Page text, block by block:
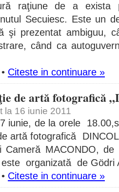
raţiune de a exista
Secuiesc. Este un
şi prezentat ambiguu,
când ca
• Citeste in continuare »
de artă fotografică
la 16 iunie 2011
iunie, de la orele
artă fotografică
Cameră MACONDO,
organizată de Gödri
• Citeste in continuare »